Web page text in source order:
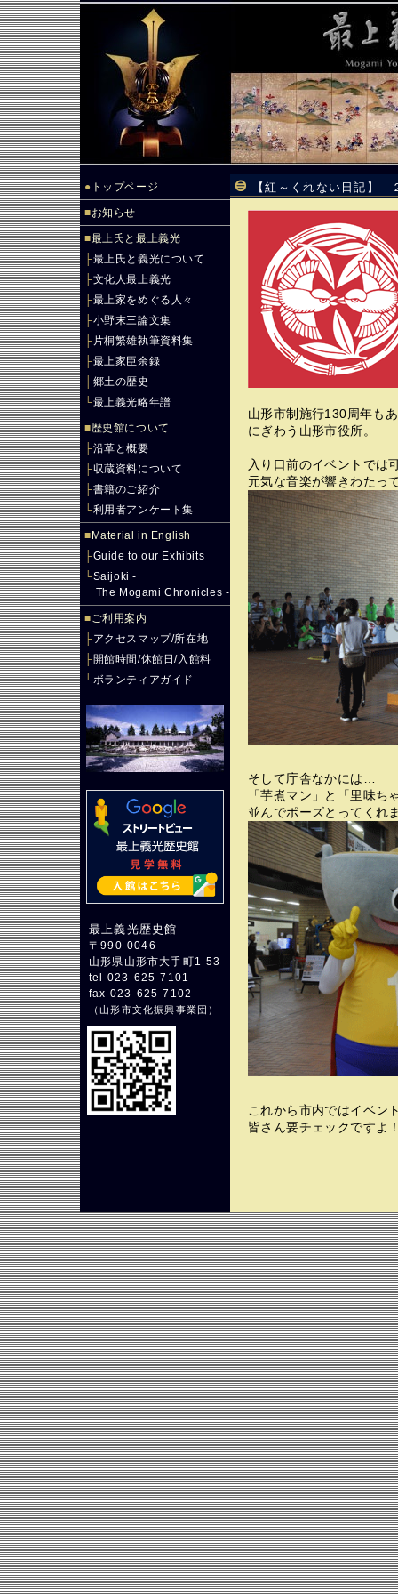
● トップページ
■お知らせ
■最上氏と最上義光
├最上氏と義光について
├文化人最上義光
├最上家をめぐる人々
├小野末三論文集
├ 片桐繁雄執筆資料集
├最上家臣余録
├郷土の歴史
└最上義光略年譜
■歴史館について
├沿革と概要
├収蔵資料について
├書籍のご紹介
└利用者アンケート集
■ Material in English
├Guide to our Exhibits
└Saijoki -
The Mogami Chronicles -
■ご利用案内
├アクセスマップ/所在地
├開館時間/休館日/入館料
└ボランティアガイド
最上義光歴史館
〒990-0046
山形県山形市大手町1-53
tel 023-625-7101
fax 023-625-7102
（山形市文化振興事業団 ）
【紅～くれない日記】
山形市制施行130周年も
にぎわう山形市役所。
入り口前のイベントでは
元気な音楽が響きわたっ
そして庁舎なかには…
「芋煮マン」と「里味ち
並んでポーズとってく
これから市内ではイベン
皆さん要チェックですよ